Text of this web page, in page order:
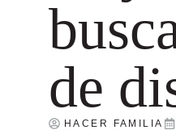
de
HACER FAMILIA